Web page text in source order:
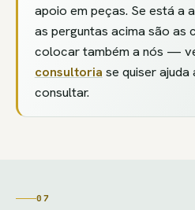
apoio em peças. Se está a
as perguntas acima são as
colocar também a nós —
consultoria se quiser
consultar.
07